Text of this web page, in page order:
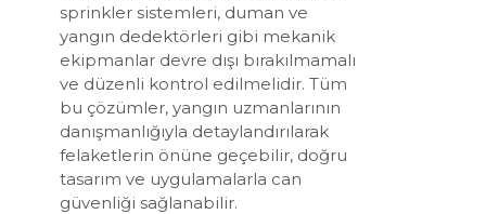
sprinkler sistemleri, duman ve
yangın dedektörleri gibi mekanik
ekipmanlar devre dışı bırakılmamalı
ve düzenli kontrol edilmelidir. Tüm
bu çözümler, yangın uzmanlarının
danışmanlığıyla detaylandırılarak
felaketlerin önüne geçebilir, doğru
tasarım ve uygulamalarla can
güvenliği sağlanabilir.